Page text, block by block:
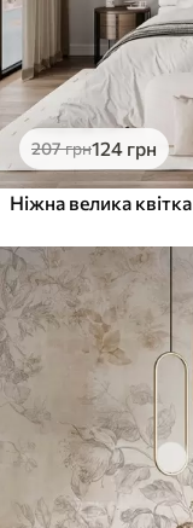
207грн124 грн
Ніжна велика квітка